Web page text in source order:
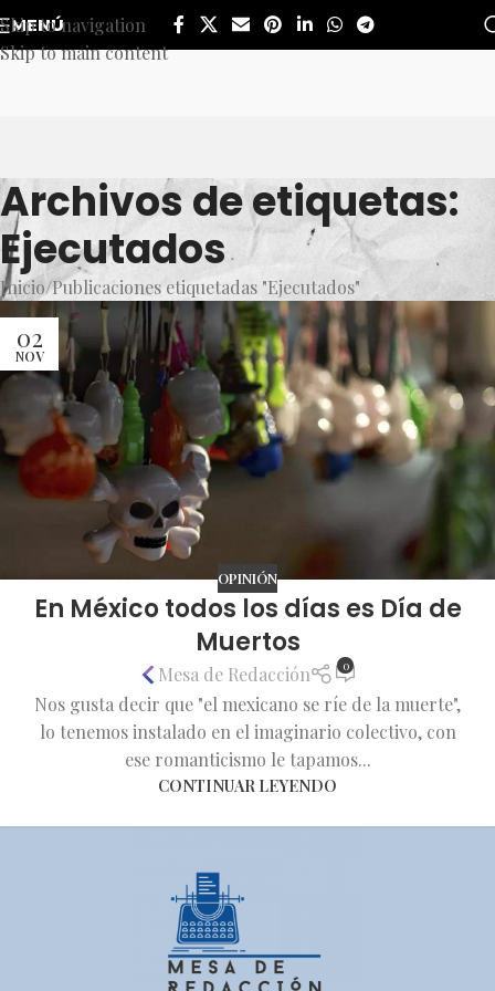
Skip to navigation
Skip to main content
MENÚ
Archivos de etiquetas:
Ejecutados
Inicio Publicaciones etiquetadas "Ejecutados"
02
NOV
OPINIÓN
En México todos los días es Día de
Muertos
Mesa de Redacción 0
Nos gusta decir que "el mexicano se ríe de la muerte",
lo tenemos instalado en el imaginario colectivo, con
ese romanticismo le tapamos...
CONTINUAR LEYENDO